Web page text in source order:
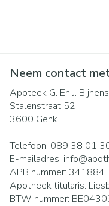
Neem contact
Apoteek G. En J.
Stalenstraat 52
3600 Genk
Telefoon: 089 38 01
E-mailadres: info@
APB nummer: 341884
Apotheek titularis:
BTW nummer: